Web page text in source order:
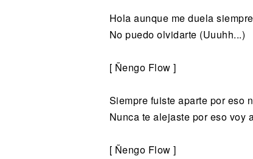
Hola aunque me duela
No puedo olvidarte (Uuuhh...)
[ Ñengo Flow ]
Siempre fuiste aparte por eso
Nunca te alejaste por eso voy
[ Ñengo Flow ]